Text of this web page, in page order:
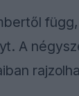
függ,
A